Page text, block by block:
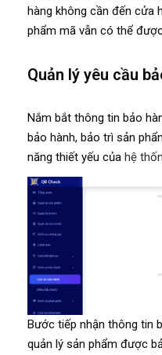
hàng không cần đến cửa
phẩm mã vẫn có thể
Quản lý yêu cầu
Nắm bắt thông tin bảo
bảo hành, bảo trì sản
năng thiết yếu của hệ
Bước tiếp nhận thông tin
quản lý sản phẩm được